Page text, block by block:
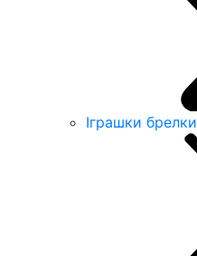
Іграшки брелки